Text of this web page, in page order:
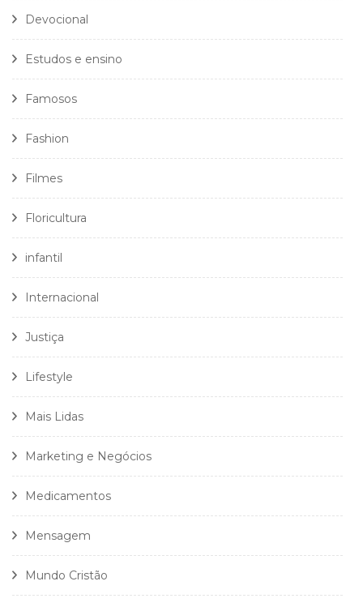
Devocional
Estudos e ensino
Famosos
Fashion
Filmes
Floricultura
infantil
Internacional
Justiça
Lifestyle
Mais Lidas
Marketing e Negócios
Medicamentos
Mensagem
Mundo Cristão